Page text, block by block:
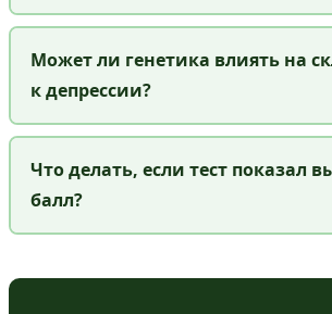
Может ли генетика влиять на
к депрессии?
Что делать, если тест показал
балл?